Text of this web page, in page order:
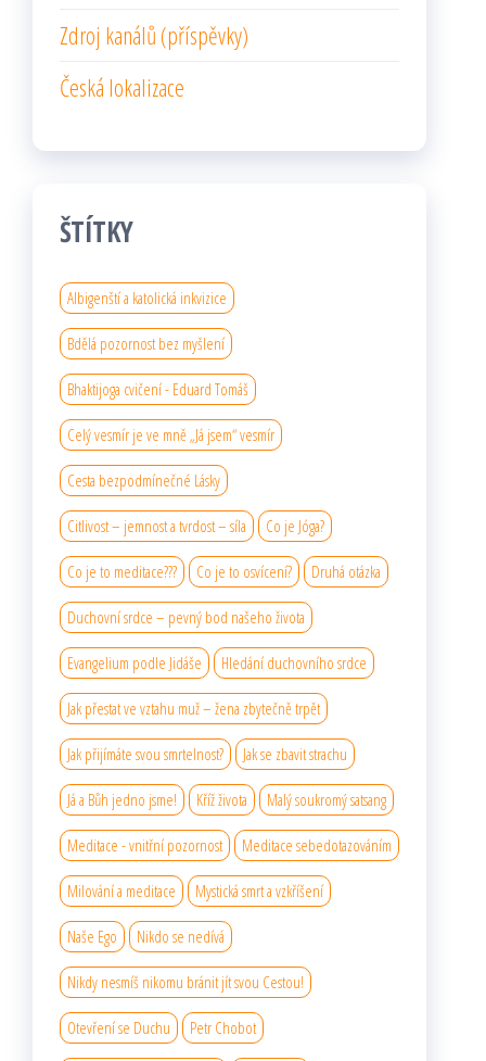
Zdroj kanálů (příspěvky)
Česká lokalizace
ŠTÍTKY
Albigenští a katolická inkvizice
Bdělá pozornost bez myšlení
Bhaktijoga cvičení - Eduard Tomáš
Celý vesmír je ve mně „Já jsem“ vesmír
Cesta bezpodmínečné Lásky
Citlivost – jemnost a tvrdost – síla Co je Jóga?
Co je to meditace??? Co je to osvícení? Druhá otázka
Duchovní srdce – pevný bod našeho života
Evangelium podle Jidáše Hledání duchovního srdce
Jak přestat ve vztahu muž – žena zbytečně trpět
Jak přijímáte svou smrtelnost? Jak se zbavit strachu
Já a Bůh jedno jsme! Kříž života Malý soukromý satsang
Meditace - vnitřní pozornost Meditace sebedotazováním
Milování a meditace Mystická smrt a vzkříšení
Naše Ego Nikdo se nedívá
Nikdy nesmíš nikomu bránit jít svou Cestou!
Otevření se Duchu Petr Chobot